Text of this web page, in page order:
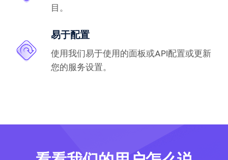
目。
易于配置
使用我们易于使用的面板或API配置或更新
您的服务设置。